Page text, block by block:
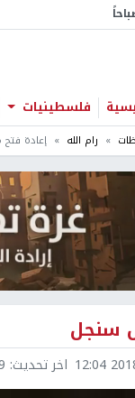
فلسطينيات
رام الله إعادة
سنجل
اخر تحديث: